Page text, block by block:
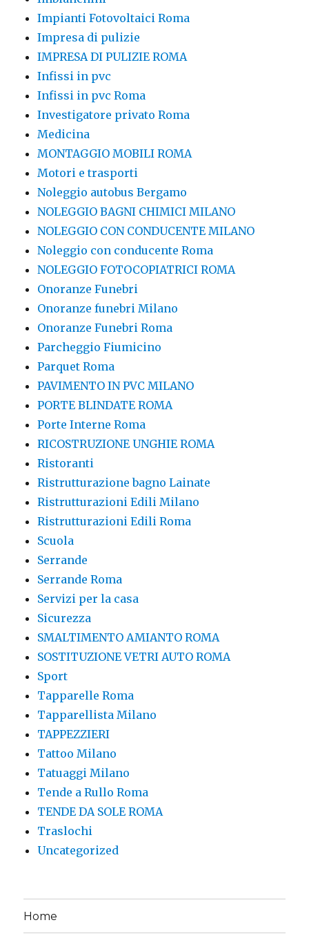
Impianti Fotovoltaici Roma
Impresa di pulizie
IMPRESA DI PULIZIE ROMA
Infissi in pvc
Infissi in pvc Roma
Investigatore privato Roma
Medicina
MONTAGGIO MOBILI ROMA
Motori e trasporti
Noleggio autobus Bergamo
NOLEGGIO BAGNI CHIMICI MILANO
NOLEGGIO CON CONDUCENTE MILANO
Noleggio con conducente Roma
NOLEGGIO FOTOCOPIATRICI ROMA
Onoranze Funebri
Onoranze funebri Milano
Onoranze Funebri Roma
Parcheggio Fiumicino
Parquet Roma
PAVIMENTO IN PVC MILANO
PORTE BLINDATE ROMA
Porte Interne Roma
RICOSTRUZIONE UNGHIE ROMA
Ristoranti
Ristrutturazione bagno Lainate
Ristrutturazioni Edili Milano
Ristrutturazioni Edili Roma
Scuola
Serrande
Serrande Roma
Servizi per la casa
Sicurezza
SMALTIMENTO AMIANTO ROMA
SOSTITUZIONE VETRI AUTO ROMA
Sport
Tapparelle Roma
Tapparellista Milano
TAPPEZZIERI
Tattoo Milano
Tatuaggi Milano
Tende a Rullo Roma
TENDE DA SOLE ROMA
Traslochi
Uncategorized
Home